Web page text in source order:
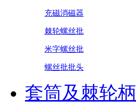
充磁消磁器
棘轮螺丝批
米字螺丝批
螺丝批批头
套筒及棘轮柄